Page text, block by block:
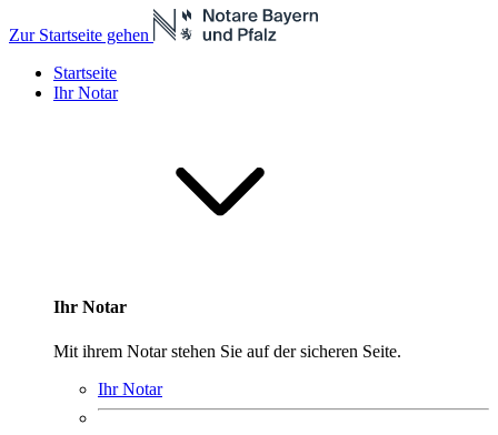
Zur Startseite gehen
Startseite
Ihr Notar
Ihr Notar
Mit ihrem Notar stehen Sie auf der sicheren Seite.
Ihr Notar